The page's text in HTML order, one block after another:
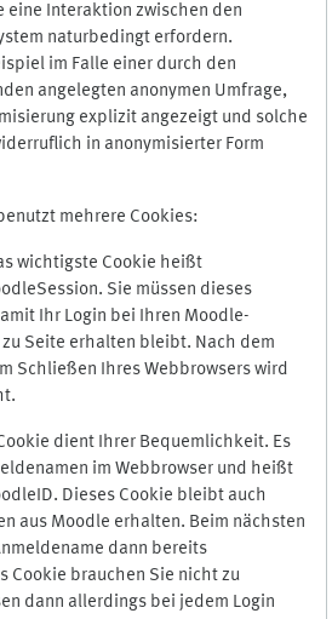
Interaktion zwischen den
naturbedingt erfordern.
im Falle einer durch den
angelegten anonymen Umfrage,
explizit angezeigt und solche
in anonymisierter Form
mehrere Cookies:
wichtigste Cookie heißt
Sie müssen dieses
Ihr Login bei Ihren Moodle-
Seite erhalten bleibt. Nach dem
Schließen Ihres Webbrowsers wird
dient Ihrer Bequemlichkeit. Es
im Webbrowser und heißt
Dieses Cookie bleibt auch
aus Moodle erhalten. Beim nächsten
dann bereits
Cookie brauchen Sie nicht zu
dann allerdings bei jedem Login